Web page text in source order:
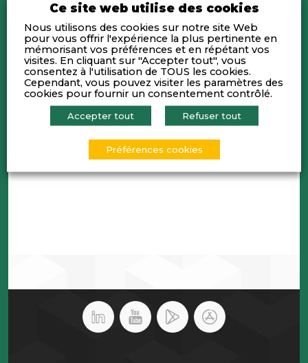
Éric GALIEGUE , stratégiste deVALQUANT
proposera son analyse critique de l’actualité
du mois écoulé, dans le cadre de la mise à
jour du scénario de marché.
•Jean-Louis FLECHE,Président d’ ORFIS,
présentera l’actualité de l’Indice Lyon Pôle
Bourse.
Franck DUSSOGE, Vice-Président Lyon Place
La réunion se poursuivra par un cocktail.
Ce site web utilise des cookies
Nous utilisons des cookies sur notre site Web
pour vous offrir l'expérience la plus pertinente en
mémorisant vos préférences et en répétant vos
visites. En cliquant sur "Accepter tout", vous
consentez à l'utilisation de TOUS les cookies.
Cependant, vous pouvez visiter les paramètres des
cookies pour fournir un consentement contrôlé.
Accepter tout Refuser tout
Préférences cookies